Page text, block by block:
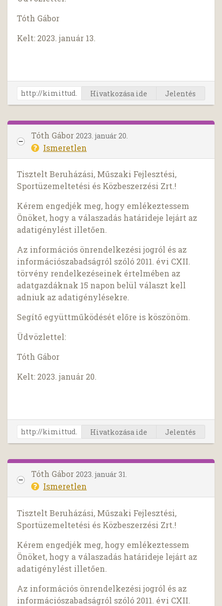
Tóth Gábor
Kelt: 2023. január 13.
Hivatkozása ide Jelentés
Tóth Gábor 2023. január 20.
Ismeretlen
Tisztelt Beruházási, Műszaki Fejlesztési,
Sportüzemeltetési és Közbeszerzési Zrt.!
Kérem engedjék meg, hogy emlékeztessem
Önöket, hogy a válaszadás határideje lejárt az
adatigénylést illetően.
Az információs önrendelkezési jogról és az
információszabadságról szóló 2011. évi CXII.
törvény rendelkezéseinek értelmében az
adatgazdáknak 15 napon belül választ kell
adniuk az adatigénylésekre.
Segítő együttműködését előre is köszönöm.
Üdvözlettel:
Tóth Gábor
Kelt: 2023. január 20.
Hivatkozása ide Jelentés
Tóth Gábor 2023. január 31.
Ismeretlen
Tisztelt Beruházási, Műszaki Fejlesztési,
Sportüzemeltetési és Közbeszerzési Zrt.!
Kérem engedjék meg, hogy emlékeztessem
Önöket, hogy a válaszadás határideje lejárt az
adatigénylést illetően.
Az információs önrendelkezési jogról és az
információszabadságról szóló 2011. évi CXII.